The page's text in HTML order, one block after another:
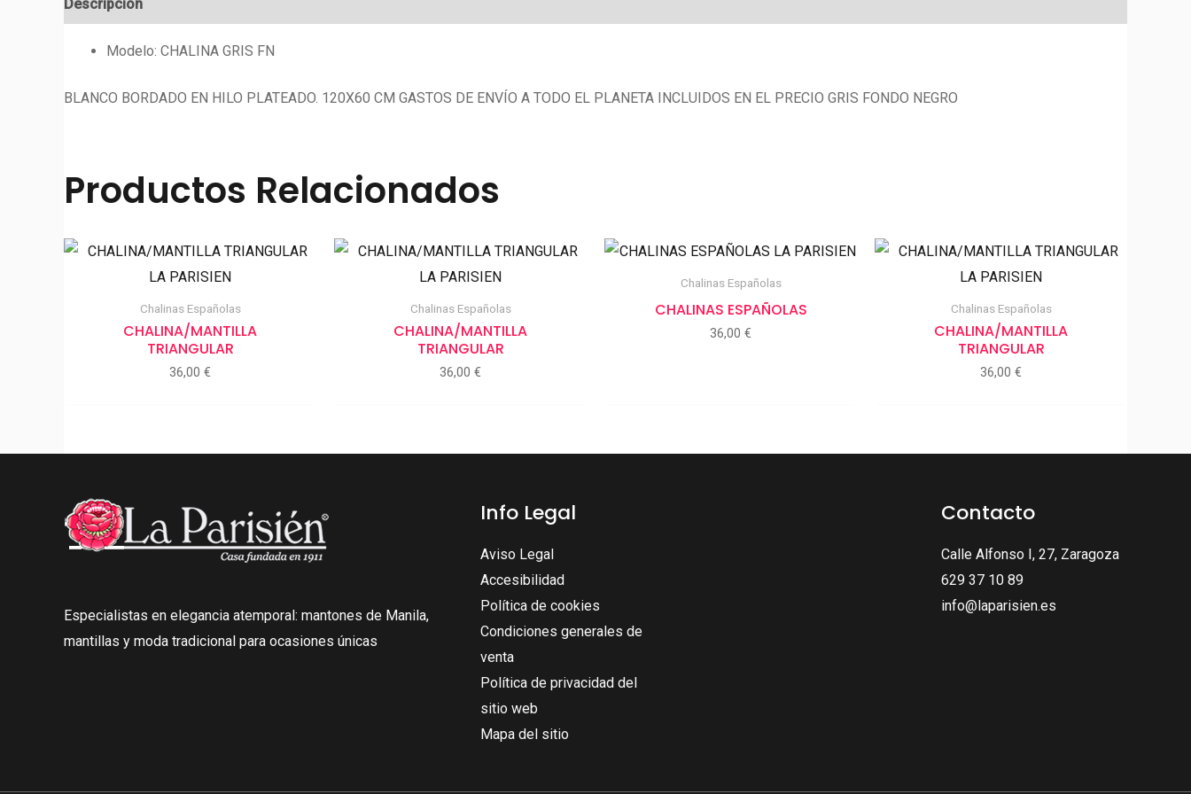
Descripción
Modelo: CHALINA GRIS FN
BLANCO BORDADO EN HILO PLATEADO. 120X60 CM GASTOS DE ENVÍO A TODO EL PLANETA INCLUIDOS EN EL PRECIO GRIS FONDO NEGRO
Productos Relacionados
Chalinas Españolas
CHALINA/MANTILLA
TRIANGULAR
36,00 €
Chalinas Españolas
CHALINA/MANTILLA
TRIANGULAR
36,00 €
Chalinas Españolas
CHALINAS ESPAÑOLAS
36,00 €
Chalinas Españolas
CHALINA/MANTILLA
TRIANGULAR
36,00 €
Especialistas en elegancia atemporal: mantones de Manila,
mantillas y moda tradicional para ocasiones únicas
Info Legal
Aviso Legal
Accesibilidad
Política de cookies
Condiciones generales de
venta
Política de privacidad del
sitio web
Mapa del sitio
Contacto
Calle Alfonso I, 27, Zaragoza
629 37 10 89
info@laparisien.es